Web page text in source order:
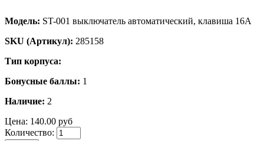
Модель: ST-001 выключатель автоматический, клавиша 16А
SKU (Артикул): 285158
Тип корпуса:
Бонусные баллы: 1
Наличие: 2
Цена: 140.00 руб
Количество: